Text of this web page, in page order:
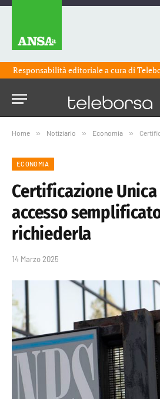
Responsabilità editoriale a cura di
Home » Notiziario » Economia »
ECONOMIA
Certificazione Unica
accesso
richiederla
14 Marzo 2025